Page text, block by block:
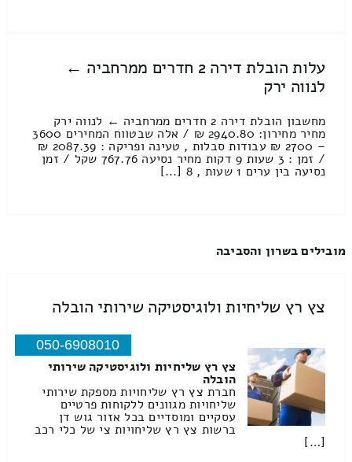
עלות הובלת דירה 2 חדרים ממרחביה ←
לנווה ירק
מחשבון הובלת דירה 2 חדרים ממרחביה ← לנווה ירק
מחיר מחירון: 2940.80 ₪ / אלה שבטווח המחירים 3600
– 2700 ₪ עבודות סבלות , טעינה ופריקה : 2087.39 ₪
/ זמן : 3 שעות 9 דקות מחיר נסיעה 767.76 שקל / זמן
נסיעה בין ערים 1 שעות , 8 [...]
מובילים בשרון והסביבה
צץ רץ שליחיות ולוגיסטיקה שירותי הובלה
050-6908010
צץ רץ שליחיות ולוגיסטיקה שירותי
הובלה
חברת צץ רץ שליחויות מספקת שירותי
שליחויות מגוונים ללקוחות פרטיים
עסקיים ומוסדיים בכל אזור גוש דן
ברשות צץ רץ שליחויות צי של כלי רכב
[…]